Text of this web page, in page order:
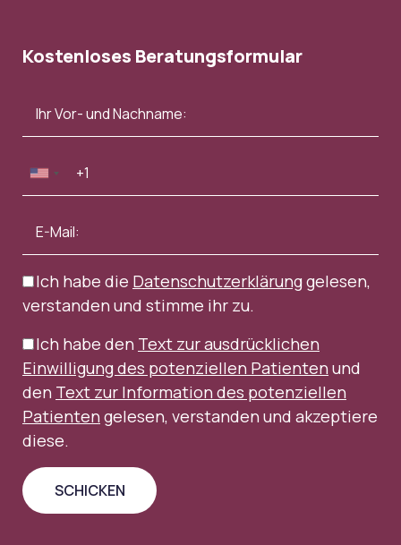
Kostenloses Beratungsformular
Ich habe die Datenschutzerklärunggelesen,
verstanden und stimme ihr zu.
Ich habe den Text zur ausdrücklichen
Einwilligung des potenziellen Patienten und
den Text zur Information des potenziellen
Patienten gelesen, verstanden und akzeptiere
diese.